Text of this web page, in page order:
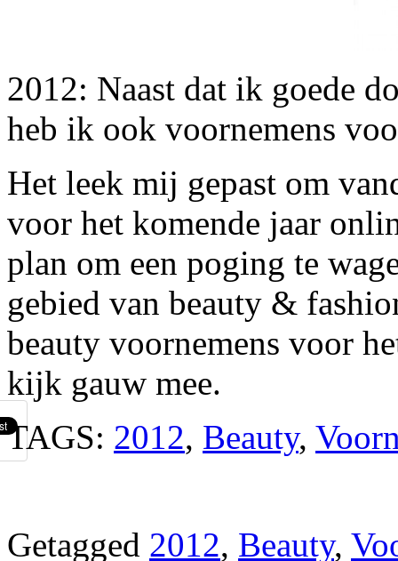
2012: Naast dat ik goede
heb ik ook voornemens
Het leek mij gepast om
voor het komende jaar
plan om een poging te
gebied van beauty &
beauty voornemens voor
kijk gauw mee.
TAGS: 2012, Beauty,
Getagged 2012, Beauty,